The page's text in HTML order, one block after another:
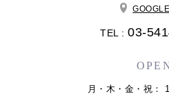
TEL : 03-
月・木・金・祝：